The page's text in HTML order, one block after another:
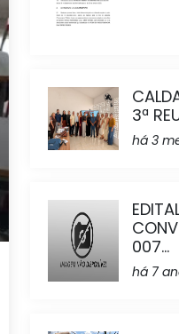
3ª
há 3
007...
há 7